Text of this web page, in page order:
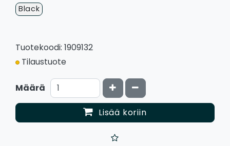
Black
Tuotekoodi: 1909132
Tilaustuote
Määrä Kasvata määrää
Vähennä määrää
Lisää koriin